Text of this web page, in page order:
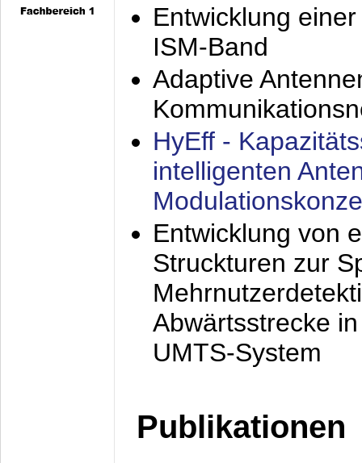
Entwicklung
ISM-Band
Adaptive
HyEff -
intelligenten
Entwicklung von
Struckturen zur
Abwärtsstrecke
UMTS-System
Publikationen